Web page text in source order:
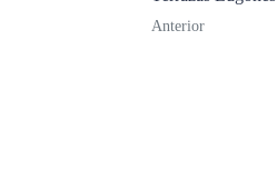
Anterior